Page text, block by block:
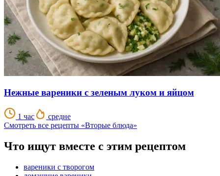
Нежные вареники с зеленым луком и яйцом
1 час
средне
Смотреть все рецепты «Вторые блюда»
Что ищут вместе с этим рецептом
вареники с творогом